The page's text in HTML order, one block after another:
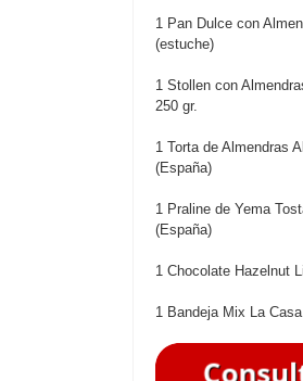
1 Pan Dulce con
(estuche)
1 Stollen con
250 gr.
1 Torta de Almendras
(España)
1 Praline de Yema
(España)
1 Chocolate Hazelnut
1 Bandeja Mix La